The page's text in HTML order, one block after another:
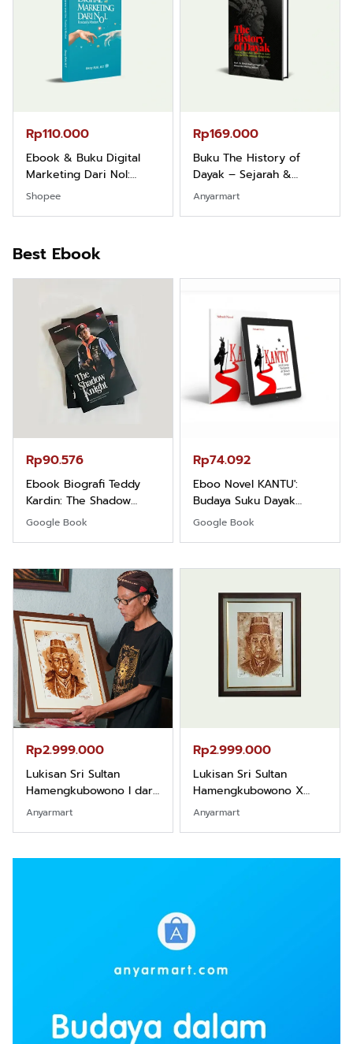
Rp110.000
Ebook & Buku Digital
Marketing Dari Nol:
Fondasi & Mindset untuk
Pemula
Shopee
Rp169.000
Buku The History of
Dayak – Sejarah &
Identitas Borneo Asli
Anyarmart
Best Ebook
Rp90.576
Ebook Biografi Teddy
Kardin: The Shadow
Khight |
Google Book
Rp74.092
Eboo Novel KANTU':
Budaya Suku Dayak
Borneo
Google Book
Rp2.999.000
Lukisan Sri Sultan
Hamengkubowono I dari
Kopi Karya Rudi Winarso
Anyarmart
Rp2.999.000
Lukisan Sri Sultan
Hamengkubowono X
dari Kopi Karya Rudi
Winarso
Anyarmart